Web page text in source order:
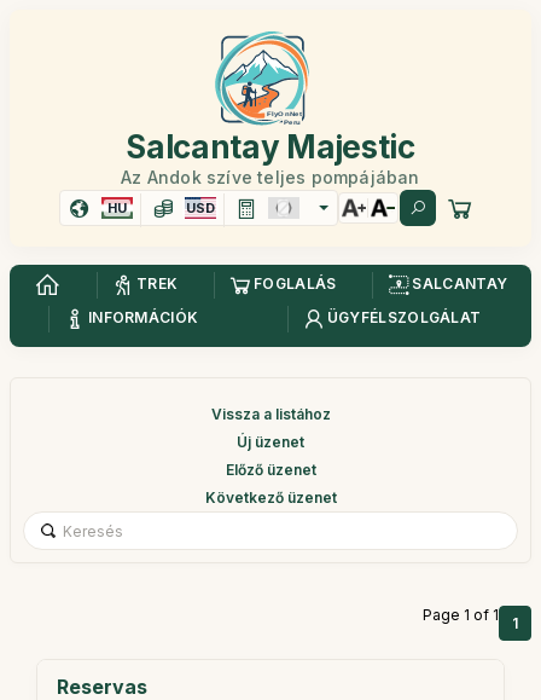
Salcantay Majestic
Az Andok szíve teljes pompájában
HU USD
TREK FOGLALÁS
SALCANTAY
INFORMÁCIÓK
ÜGYFÉLSZOLGÁLAT
Vissza a listához
Új üzenet
Előző üzenet
Következő üzenet
Page 1 of 1 1
Reservas